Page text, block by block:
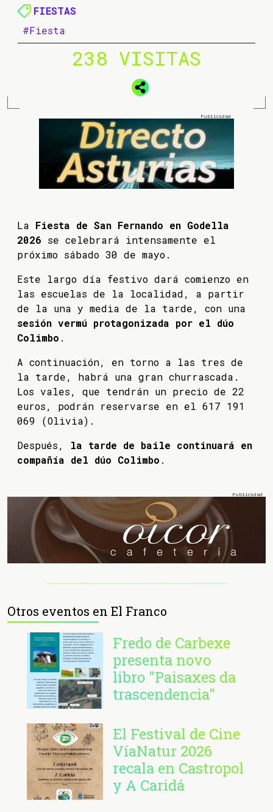
FIESTAS
#Fiesta
238 VISITAS
La Fiesta de San Fernando en Godella
2026 se celebrará intensamente el
próximo sábado 30 de mayo.
Este largo día festivo dará comienzo en
las escuelas de la localidad, a partir
de la una y media de la tarde, con una
sesión vermú protagonizada por el dúo
Colimbo .
A continuación, en torno a las tres de
la tarde, habrá una gran churrascada.
Los vales, que tendrán un precio de 22
euros, podrán reservarse en el 617 191
069 (Olivia).
Después, la tarde de baile continuará en
compañía del dúo Colimbo .
Otros eventos en El Franco
Fredo de Carbexe
presenta novo
libro "Paisaxes da
trascendencia"
El Festival de Cine
VíaNatur 2026
recala en Castropol
y A Caridá